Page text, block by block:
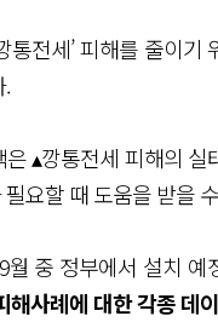
통전세’ 피해를 줄이
.
▴깡통전세 피해의
필요할 때 도움을 받을
월 중 정부에서 설치 예
해사례에 대한 각종 데